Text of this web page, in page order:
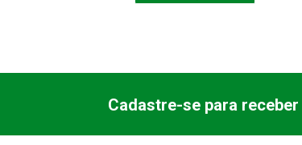
Cadastre-se para